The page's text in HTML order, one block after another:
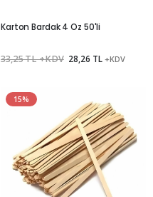
Karton Bardak 4 Oz 50'li
33,25 TL +KDV 28,26 TL +KDV
15%